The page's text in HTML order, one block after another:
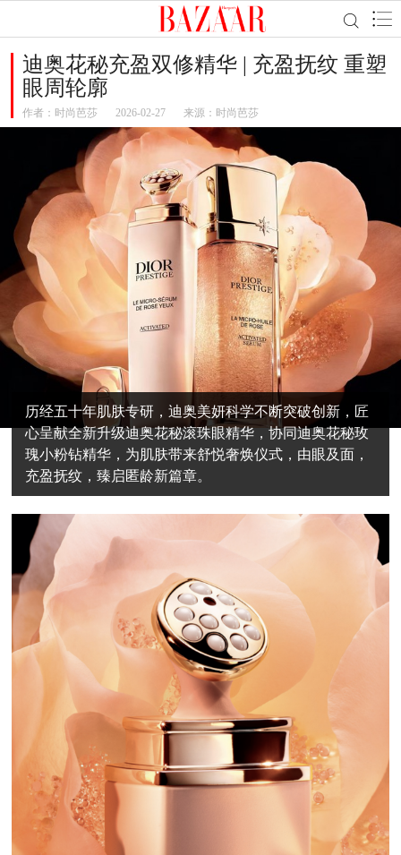
迪奥花秘充盈双修精华 | 充盈抚纹 重塑
眼周轮廓
作者： 时尚芭莎 2026-02-27 来源：时尚芭莎
历经五十年肌肤专研，迪奥美妍科学不断突破创新，匠
心呈献全新升级迪奥花秘滚珠眼精华，协同迪奥花秘玫
瑰小粉钻精华，为肌肤带来舒悦奢焕仪式，由眼及面，
充盈抚纹，臻启匿龄新篇章。